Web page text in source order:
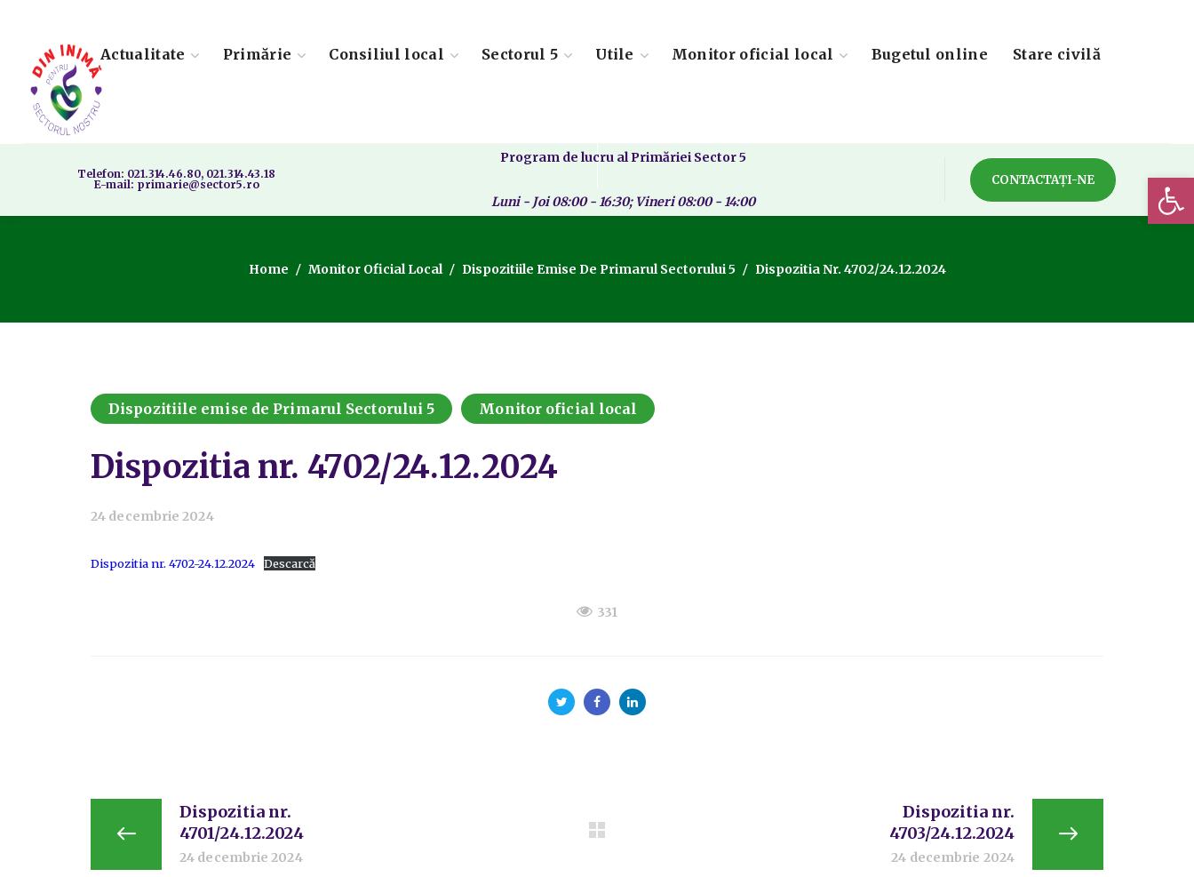
Actualitate Primărie Consiliul local Sectorul 5 Utile Monitor oficial local Bugetul online Stare civilă
Telefon: 021.314.46.80, 021.314.43.18
E-mail: primarie@sector5.ro
Program de lucru al Primăriei Sector 5
Luni - Joi 08:00 - 16:30; Vineri 08:00 - 14:00
CONTACTAȚI-NE
Home Monitor Oficial Local Dispozitiile Emise De Primarul Sectorului 5 Dispozitia Nr. 4702/24.12.2024
Dispozitiile emise de Primarul Sectorului 5 Monitor oficial local
Dispozitia nr. 4702/24.12.2024
24 decembrie 2024
Dispozitia nr. 4702-24.12.2024 Descarcă
331
Dispozitia nr.
4701/24.12.2024
24 decembrie 2024
Dispozitia nr.
4703/24.12.2024
24 decembrie 2024